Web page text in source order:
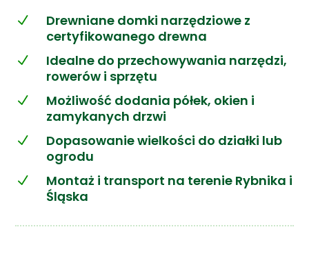
N
Drewniane domki narzędziowe z
certyfikowanego drewna
N
Idealne do przechowywania narzędzi,
rowerów i sprzętu
N
Możliwość dodania półek, okien i
zamykanych drzwi
N
Dopasowanie wielkości do działki lub
ogrodu
N
Montaż i transport na terenie Rybnika i
Śląska